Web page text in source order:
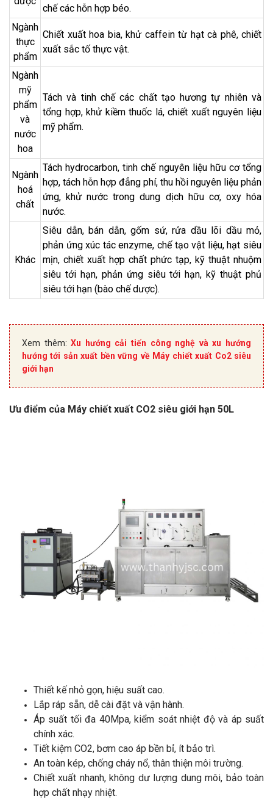
chế các hỗn hợp béo.
Ngành
thực
phẩm
Chiết xuất hoa bia, khử caffein từ hạt cà phê, chiết
xuất sắc tố thực vật.
Ngành
mỹ
phẩm
và
nước
hoa
Tách và tinh chế các chất tạo hương tự nhiên và
tổng hợp, khử kiềm thuốc lá, chiết xuất nguyên liệu
mỹ phẩm.
Ngành
hoá
chất
Tách hydrocarbon, tinh chế nguyên liệu hữu cơ tổng
hợp, tách hỗn hợp đẳng phí, thu hồi nguyên liệu phản
ứng, khử nước trong dung dịch hữu cơ, oxy hóa
nước.
Khác
Siêu dẫn, bán dẫn, gốm sứ, rửa dầu lõi dầu mỏ,
phản ứng xúc tác enzyme, chế tạo vật liệu, hạt siêu
mịn, chiết xuất hợp chất phức tạp, kỹ thuật nhuộm
siêu tới hạn, phản ứng siêu tới hạn, kỹ thuật phủ
siêu tới hạn (bào chế dược).
Xem thêm:Xu hướng cải tiến công nghệ và xu hướng
hướng tới sản xuất bền vững về Máy chiết xuất Co2 siêu
giới hạn
Ưu điểm của Máy chiết xuất CO2 siêu giới hạn 50L
Thiết kế nhỏ gọn, hiệu suất cao.
Lắp ráp sẵn, dễ cài đặt và vận hành.
Áp suất tối đa 40Mpa, kiểm soát nhiệt độ và áp suất
chính xác.
Tiết kiệm CO2, bơm cao áp bền bỉ, ít bảo trì.
An toàn kép, chống cháy nổ, thân thiện môi trường.
Chiết xuất nhanh, không dư lượng dung môi, bảo toàn
hợp chất nhạy nhiệt.